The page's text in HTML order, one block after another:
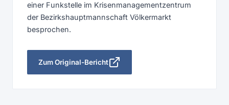
einer Funkstelle im Krisenmanagementzentrum
der Bezirkshauptmannschaft Völkermarkt
besprochen.
Zum Original-Bericht